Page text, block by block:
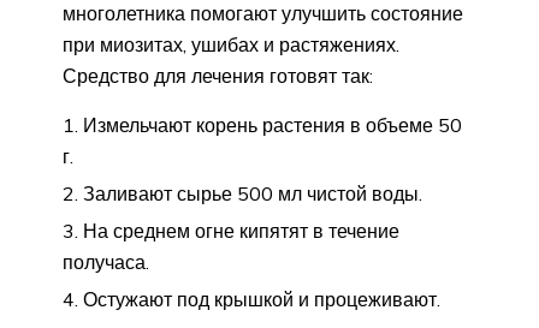
многолетника помогают улучшить состояние
при миозитах, ушибах и растяжениях.
Средство для лечения готовят так:
Измельчают корень растения в объеме 50
г.
Заливают сырье 500 мл чистой воды.
На среднем огне кипятят в течение
получаса.
Остужают под крышкой и процеживают.